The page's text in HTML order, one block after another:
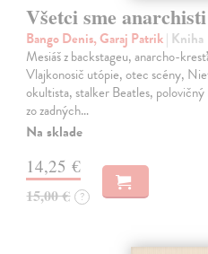
Všetci sme anarchisti
Bango Denis, Garaj Patrik| Kniha
Mesiáš z backstageu, anarcho-
Vlajkonosič utópie, otec scény,
okultista, stalker Beatles,
zo zadných…
Na sklade
14,25 €
15,00 € ?